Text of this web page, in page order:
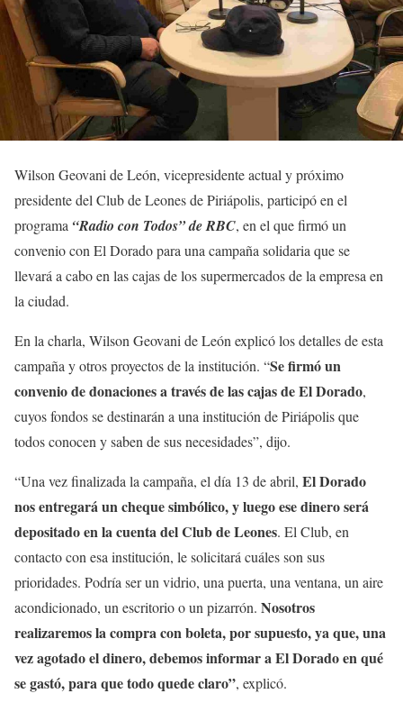
Wilson Geovani de León, vicepresidente actual y próximo
presidente del Club de Leones de Piriápolis, participó en el
programa “Radio con Todos” de RBC, en el que firmó un
convenio con El Dorado para una campaña solidaria que se
llevará a cabo en las cajas de los supermercados de la empresa en
la ciudad.
En la charla, Wilson Geovani de León explicó los detalles de esta
campaña y otros proyectos de la institución. “Se firmó un
convenio de donaciones a través de las cajas de El Dorado,
cuyos fondos se destinarán a una institución de Piriápolis que
todos conocen y saben de sus necesidades”, dijo.
“Una vez finalizada la campaña, el día 13 de abril, El Dorado
nos entregará un cheque simbólico, y luego ese dinero será
depositado en la cuenta del Club de Leones. El Club, en
contacto con esa institución, le solicitará cuáles son sus
prioridades. Podría ser un vidrio, una puerta, una ventana, un aire
acondicionado, un escritorio o un pizarrón. Nosotros
realizaremos la compra con boleta, por supuesto, ya que, una
vez agotado el dinero, debemos informar a El Dorado en qué
se gastó, para que todo quede claro”, explicó.